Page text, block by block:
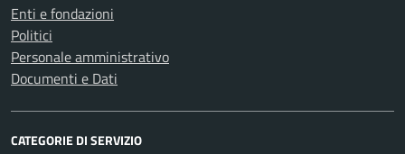
Enti e fondazioni
Politici
Personale amministrativo
Documenti e Dati
CATEGORIE DI SERVIZIO